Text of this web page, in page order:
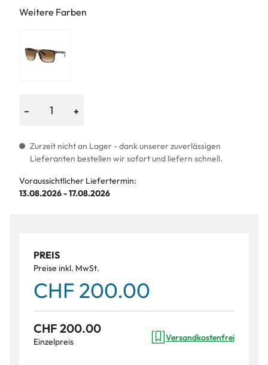
Weitere Farben
− +
Zurzeit nicht an Lager - dank unserer zuverlässigen
Lieferanten bestellen wir sofort und liefern schnell.
Voraussichtlicher Liefertermin:
13.08.2026 - 17.08.2026
PREIS
Preise inkl. MwSt.
CHF 200.00
CHF 200.00
Einzelpreis Versandkostenfrei